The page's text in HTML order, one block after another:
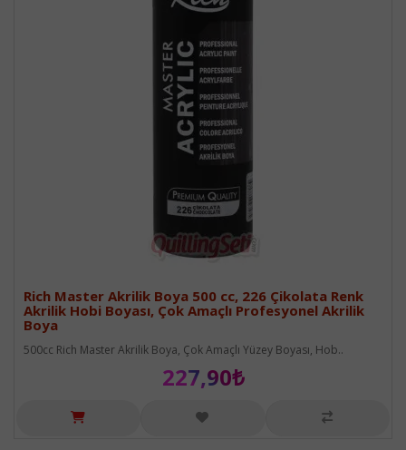
Rich Master Akrilik Boya 500 cc, 226 Çikolata Renk
Akrilik Hobi Boyası, Çok Amaçlı Profesyonel Akrilik
Boya
500cc Rich Master Akrilik Boya, Çok Amaçlı Yüzey Boyası, Hob..
227,90₺